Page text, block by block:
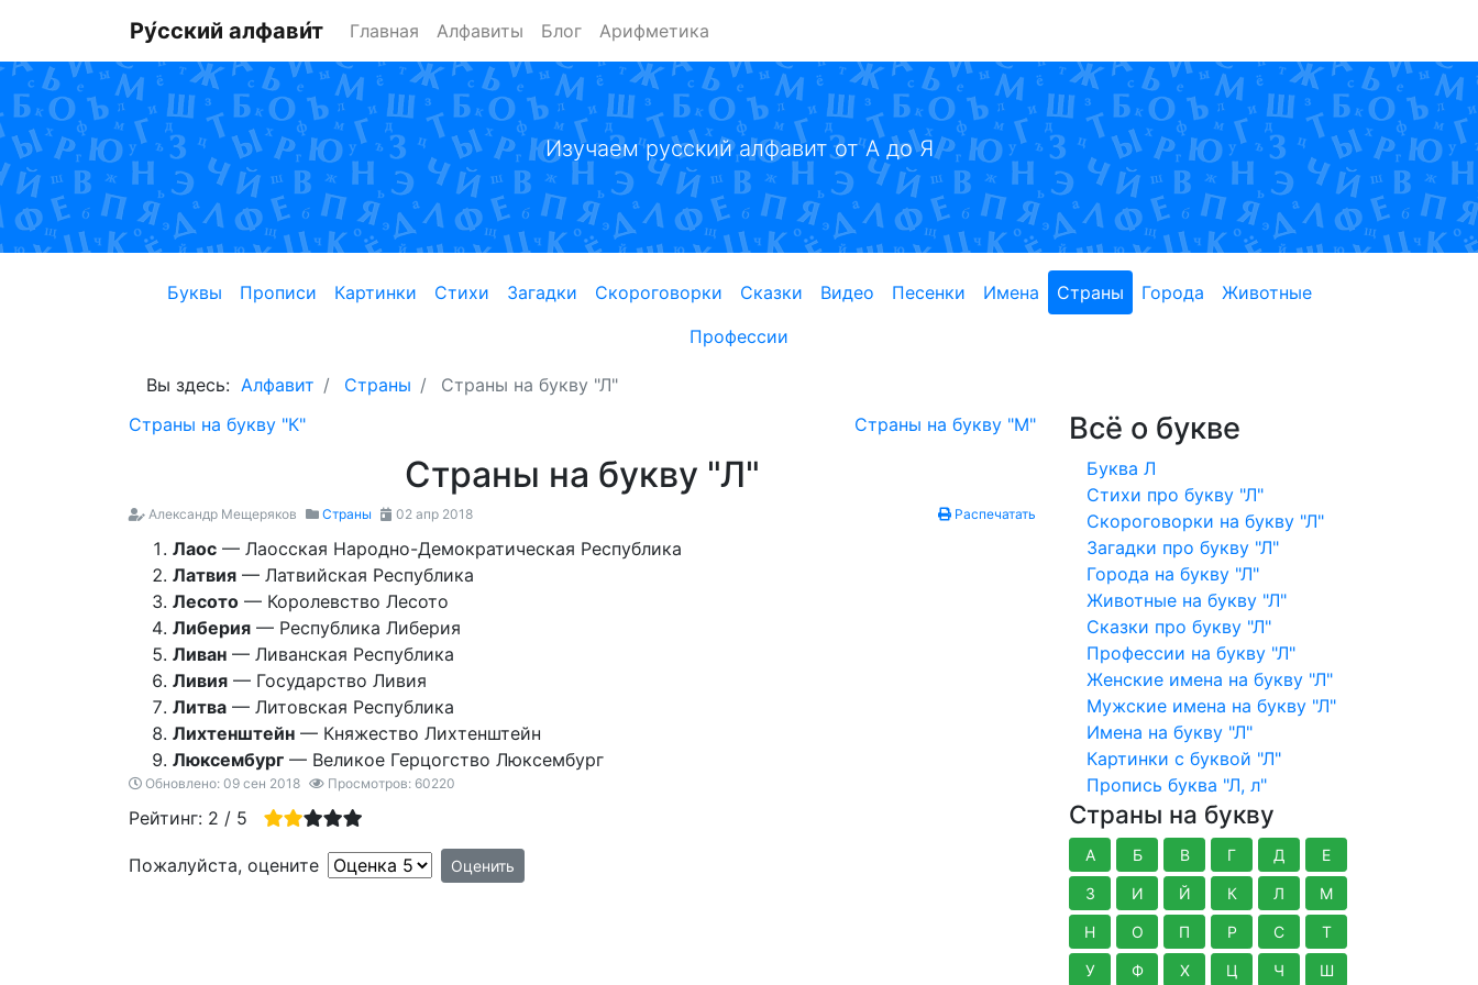
Ру́сский алфави́т Главная Алфавиты Блог Арифметика
Изучаем русский алфавит от А до Я
Буквы Прописи Картинки Стихи Загадки Скороговорки Сказки Видео Песенки Имена Страны Города
Животные
Профессии
Вы здесь: Алфавит Страны
Страны на букву "Л"
Страны на букву "К"
Страны на букву "М"
Страны на букву "Л"
Распечатать
Александр Мещеряков Страны 02 апр 2018
Лаос — Лаосская Народно-Демократическая Республика
Латвия — Латвийская Республика
Лесото — Королевство Лесото
Либерия — Республика Либерия
Ливан — Ливанская Республика
Ливия — Государство Ливия
Литва — Литовская Республика
Лихтенштейн — Княжество Лихтенштейн
Люксембург — Великое Герцогство Люксембург
Обновлено: 09 сен 2018 Просмотров: 60220
Рейтинг: 2 / 5
Пожалуйста, оцените
Всё о букве
Буква Л
Стихи про букву "Л"
Скороговорки на букву "Л"
Загадки про букву "Л"
Города на букву "Л"
Животные на букву "Л"
Сказки про букву "Л"
Профессии на букву "Л"
Женские имена на букву "Л"
Мужские имена на букву "Л"
Имена на букву "Л"
Картинки с буквой "Л"
Пропись буква "Л, л"
Страны на букву
А Б В Г Д Е
З И Й К Л М
Н О П Р С Т
У Ф Х Ц Ч Ш